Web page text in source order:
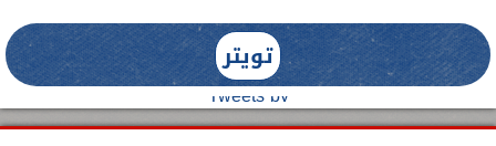
تويتر
Tweets by